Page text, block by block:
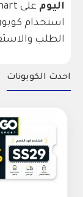
اليوم
استخدام
الطلب
احدث الكوبونات